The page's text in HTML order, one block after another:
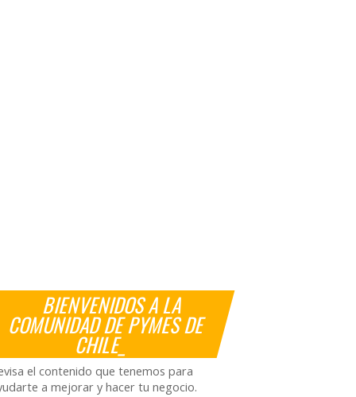
BIENVENIDOS A LA
COMUNIDAD DE PYMES DE
CHILE_
el contenido que tenemos para
a mejorar y hacer tu negocio.